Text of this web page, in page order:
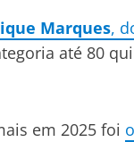
Marques,
até 80
em 2025 foi